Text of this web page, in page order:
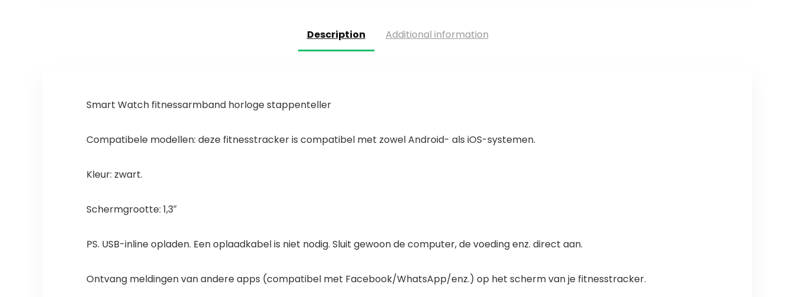
Description Additional information
Smart Watch fitnessarmband horloge stappenteller
Compatibele modellen: deze fitnesstracker is compatibel met zowel Android- als iOS-systemen.
Kleur: zwart.
Schermgrootte: 1,3″
PS. USB-inline opladen. Een oplaadkabel is niet nodig. Sluit gewoon de computer, de voeding enz. direct aan.
Ontvang meldingen van andere apps (compatibel met Facebook/WhatsApp/enz.) op het scherm van je fitnesstracker.